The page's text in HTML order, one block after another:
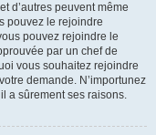
d’autres peuvent même
pouvez le rejoindre
pouvez rejoindre le
par un chef de
vous souhaitez rejoindre
demande. N’importunez
a sûrement ses raisons.